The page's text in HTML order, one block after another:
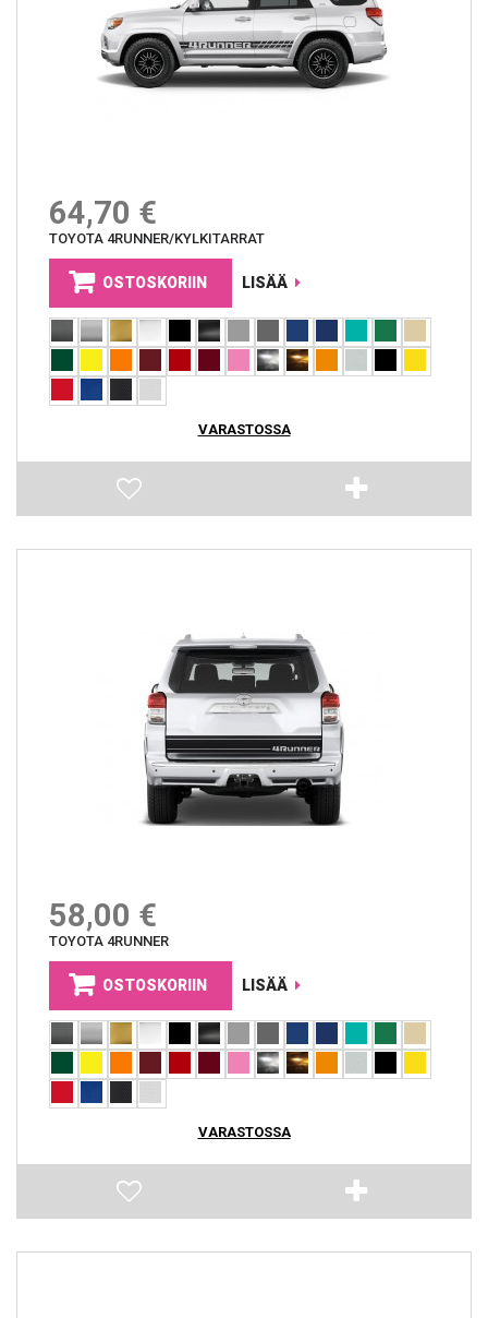
64,70 €
TOYOTA 4RUNNER/KYLKITARRAT
OSTOSKORIIN LISÄÄ
VARASTOSSA
58,00 €
TOYOTA 4RUNNER
OSTOSKORIIN LISÄÄ
VARASTOSSA